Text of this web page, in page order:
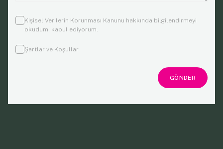
Kişisel Verilerin Korunması Kanunu hakkında bilgilendirmeyi
okudum, kabul ediyorum.
Şartlar ve Koşullar
GÖNDER